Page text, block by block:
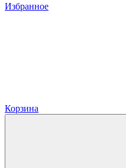
Избранное
Корзина